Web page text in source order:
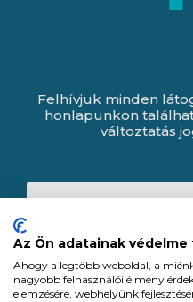
Felhívjuk minden
honlapunkon
változtatás
Az Ön adatainak
Ahogy a legtöbb weboldal, a
nagyobb felhasználói élmény
elemzésére, webhelyünk